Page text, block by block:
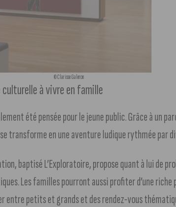
© Clarisse Galeron
à vivre en famille
été pensée pour le jeune public. Grâce à un
transforme en une aventure ludique rythmée
baptisé L’Exploratoire, propose quant à lui de
Les familles pourront aussi profiter d’une
entre petits et grands et des rendez-vous